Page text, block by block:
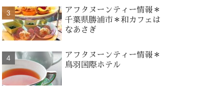
アフタヌーンティー情報＊
千葉県勝浦市＊和カフェは
なあさぎ
アフタヌーンティー情報＊
鳥羽国際ホテル